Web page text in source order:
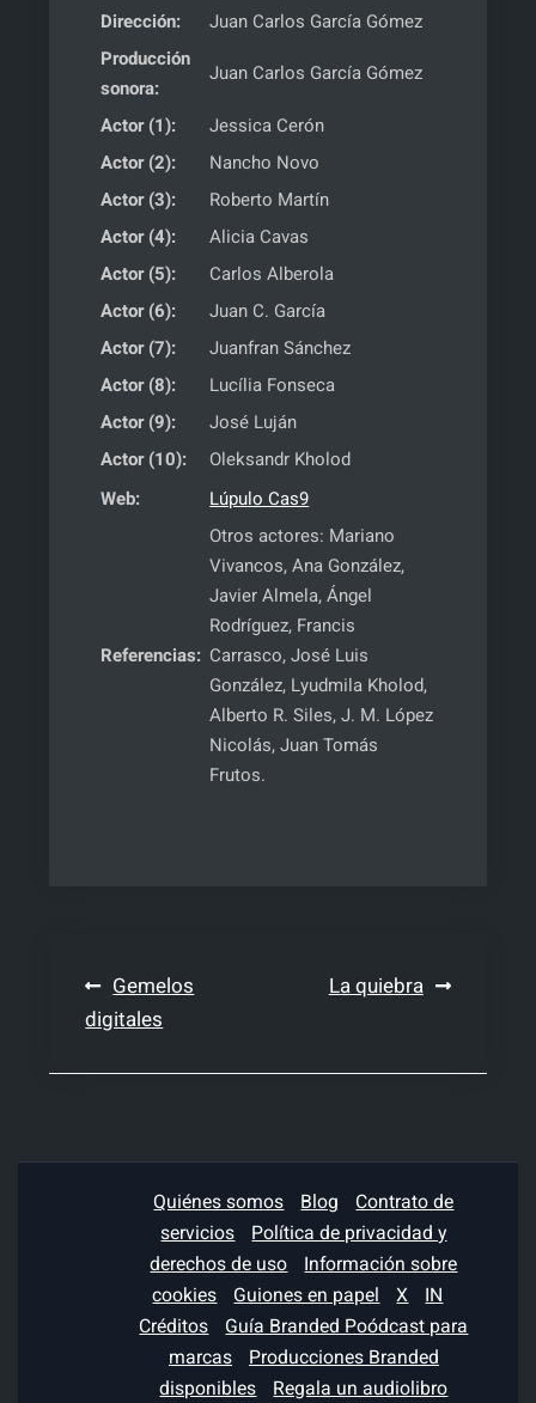
Dirección:
Juan Carlos García Gómez
Producción
sonora:
Juan Carlos García Gómez
Actor (1):
Jessica Cerón
Actor (2):
Nancho Novo
Actor (3):
Roberto Martín
Actor (4):
Alicia Cavas
Actor (5):
Carlos Alberola
Actor (6):
Juan C. García
Actor (7):
Juanfran Sánchez
Actor (8):
Lucília Fonseca
Actor (9):
José Luján
Actor (10):
Oleksandr Kholod
Web:
Lúpulo Cas9
Referencias:
Otros actores: Mariano
Vivancos, Ana González,
Javier Almela, Ángel
Rodríguez, Francis
Carrasco, José Luis
González, Lyudmila Kholod,
Alberto R. Siles, J. M. López
Nicolás, Juan Tomás
Frutos.
Navegación
de
entradas
Gemelos
digitales
La quiebra
Quiénes somos Blog
Contrato de
servicios Política de privacidad y
derechos de uso Información sobre
cookies Guiones en papel X IN
Créditos Guía Branded Poódcast para
marcas Producciones Branded
disponibles Regala un audiolibro